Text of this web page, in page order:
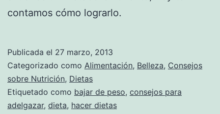
contamos cómo lograrlo.
Publicada el 27 marzo, 2013
Categorizado como Alimentación, Belleza, Consejos
sobre Nutrición, Dietas
Etiquetado como bajar de peso, consejos para
adelgazar, dieta, hacer dietas